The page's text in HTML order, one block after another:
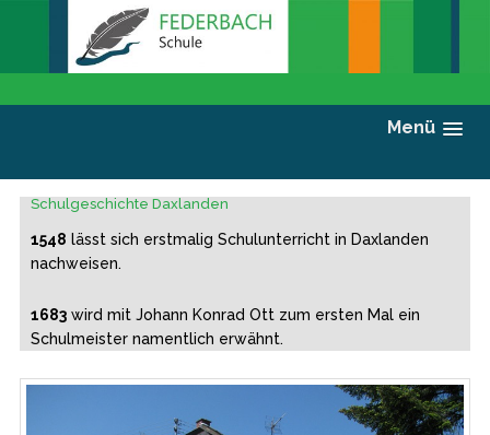
Menü
Schulgeschichte Daxlanden
1548 lässt sich erstmalig Schulunterricht in Daxlanden
nachweisen.
1683wird mit Johann Konrad Ott zum ersten Mal ein
Schulmeister namentlich erwähnt.